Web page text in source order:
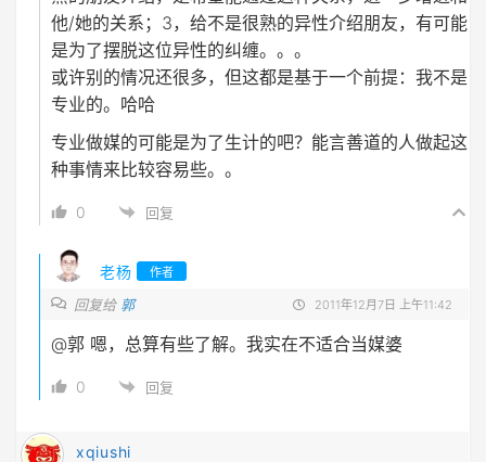
他/她的关系；3，给不是很熟的异性介绍朋友，有可能
是为了摆脱这位异性的纠缠。。。
或许别的情况还很多，但这都是基于一个前提：我不是
专业的。哈哈
专业做媒的可能是为了生计的吧？能言善道的人做起这
种事情来比较容易些。。
0 回复
老杨 作者
回复给 郭 2011年12月7日 上午11:42
@郭 嗯，总算有些了解。我实在不适合当媒婆
0 回复
xqiushi